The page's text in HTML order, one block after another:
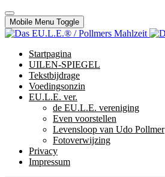
Mobile Menu Toggle
Startpagina
UILEN-SPIEGEL
Tekstbijdrage
Voedingsonzin
EU.L.E. ver.
de EU.L.E. vereniging
Even voorstellen
Levensloop van Udo Pollmer
Fotoverwijzing
Privacy
Impressum